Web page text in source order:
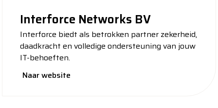
Interforce Networks BV
Interforce biedt als betrokken partner zekerheid,
daadkracht en volledige ondersteuning van jouw
IT-behoeften.
Naar website